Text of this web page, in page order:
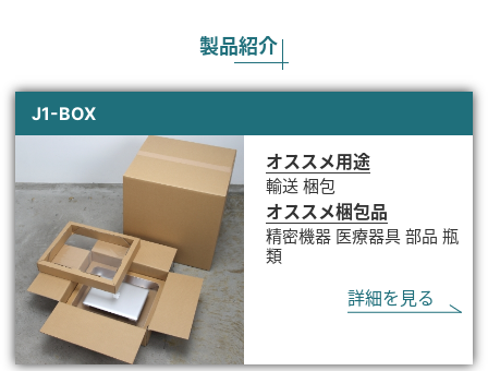
製品紹介
J1-BOX
オススメ用途
輸送 梱包
オススメ梱包品
精密機器 医療器具 部品 瓶
類
詳細を見る